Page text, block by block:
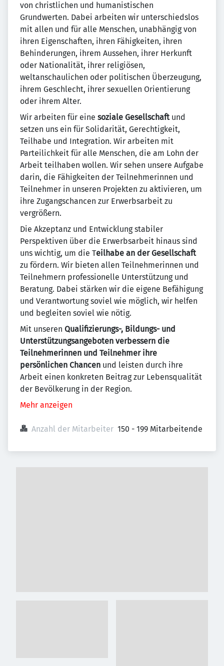
von christlichen und humanistischen
Grundwerten. Dabei arbeiten wir unterschiedslos
mit allen und für alle Menschen, unabhängig von
ihren Eigenschaften, ihren Fähigkeiten, ihren
Behinderungen, ihrem Aussehen, ihrer Herkunft
oder Nationalität, ihrer religiösen,
weltanschaulichen oder politischen Überzeugung,
ihrem Geschlecht, ihrer sexuellen Orientierung
oder ihrem Alter.
Wir arbeiten für eine soziale Gesellschaftund
setzen uns ein für Solidarität, Gerechtigkeit,
Teilhabe und Integration. Wir arbeiten mit
Parteilichkeit für alle Menschen, die am Lohn der
Arbeit teilhaben wollen. Wir sehen unsere Aufgabe
darin, die Fähigkeiten der Teilnehmerinnen und
Teilnehmer in unseren Projekten zu aktivieren, um
ihre Zugangschancen zur Erwerbsarbeit zu
vergrößern.
Die Akzeptanz und Entwicklung stabiler
Perspektiven über die Erwerbsarbeit hinaus sind
uns wichtig, um die Teilhabe an der Gesellschaft
zu fördern. Wir bieten allen Teilnehmerinnen und
Teilnehmern professionelle Unterstützung und
Beratung. Dabei stärken wir die eigene Befähigung
und Verantwortung soviel wie möglich, wir helfen
und begleiten soviel wie nötig.
Mit unseren Qualifizierungs-, Bildungs- und
Unterstützungsangeboten verbessern die
Teilnehmerinnen und Teilnehmer ihre
persönlichen Chancen und leisten durch ihre
Arbeit einen konkreten Beitrag zur Lebensqualität
der Bevölkerung in der Region.
Mehr anzeigen
Anzahl der Mitarbeiter 150 - 199 Mitarbeitende